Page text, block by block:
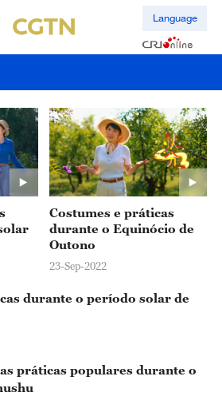
Language
Costumes e práticas
durante o Equinócio de
Outono
23-Sep-2022
durante o período solar de
práticas populares durante o